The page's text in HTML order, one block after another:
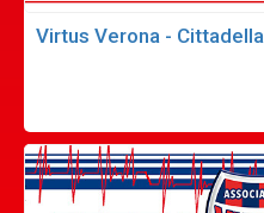
Virtus Verona - Cittadella